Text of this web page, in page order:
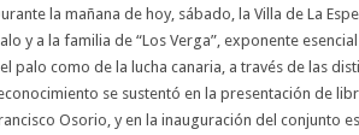
la mañana de hoy, sábado, la Villa de La
y a la familia de “Los Verga”, exponente
palo como de la lucha canaria, a través de las
se sustentó en la presentación de
Osorio, y en la inauguración del conjunto